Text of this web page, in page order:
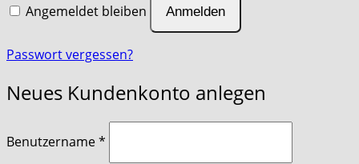
Angemeldet bleiben Anmelden
Passwort vergessen?
Neues Kundenkonto anlegen
Benutzername*